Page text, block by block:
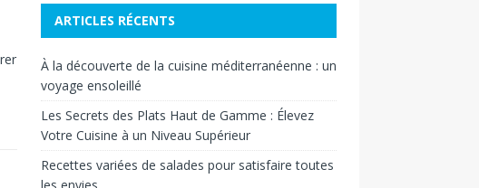
ARTICLES RÉCENTS
À la découverte de la cuisine méditerranéenne : un
voyage ensoleillé
Les Secrets des Plats Haut de Gamme : Élevez
Votre Cuisine à un Niveau Supérieur
Recettes variées de salades pour satisfaire toutes
les envies